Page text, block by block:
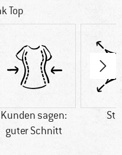
Top
Kunden sagen:
guter Schnitt